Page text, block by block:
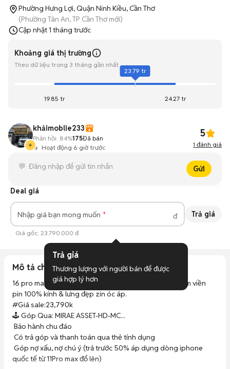
Phường Hưng Lợi, Quận Ninh Kiều, Cần Thơ
(Phường Tân An, TP Cần Thơ mới)
Cập nhật1 tháng trước
Khoảng giá thị trường
Theo dữ liệu trong 3 tháng gần nhất
19.85 tr 24.27 tr
23.79 tr
khảimoblie233
Hoạt động 6 giờ trước
Phản hồi: 84%175Đã bán 5
1 đánh giá
Gửi
Deal giá
Nhập giá bạn mong muốn đ Trả giá
Giá gốc: 23.790.000 đ
Mô tả chi tiết
16 pro max 256GB đen ll/a 2 esim ngoại hình 98% nhâm viền
pin 100% kính & lưng đẹp zin óc áp.
#Giá sale:23,790k
🕹 Góp Qua: MIRAE ASSET-HD-MC...
quốc tế từ 11Pro max đổ lên)
Trả giá
Thương lượng với người bán để được
giá hợp lý hơn